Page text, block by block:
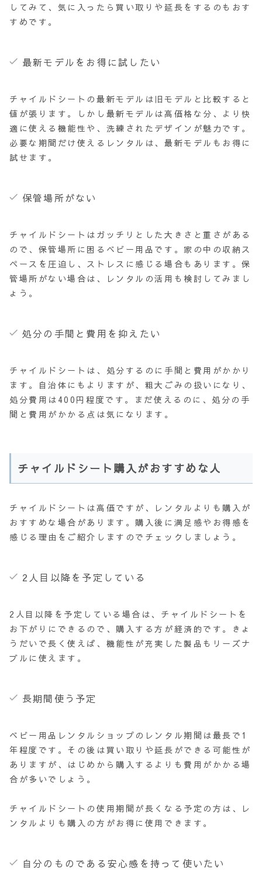
してみて、気に入ったら買い取りや延長をするのもおす
すめです。
最新モデルをお得に試したい
チャイルドシートの最新モデルは旧モデルと比較すると
値が張ります。しかし最新モデルは高価格な分、より快
適に使える機能性や、洗練されたデザインが魅力です。
必要な期間だけ使えるレンタルは、最新モデルもお得に
試せます。
保管場所がない
チャイルドシートはガッチリとした大きさと重さがある
ので、保管場所に困るベビー用品です。家の中の収納ス
ペースを圧迫し、ストレスに感じる場合もあります。保
管場所がない場合は、レンタルの活用も検討してみまし
ょう。
処分の手間と費用を抑えたい
チャイルドシートは、処分するのに手間と費用がかかり
ます。自治体にもよりますが、粗大ごみの扱いになり、
処分費用は400円程度です。まだ使えるのに、処分の手
間と費用がかかる点は気になります。
チャイルドシート購入がおすすめな人
チャイルドシートは高価ですが、レンタルよりも購入が
おすすめな場合があります。購入後に満足感やお得感を
感じる理由をご紹介しますのでチェックしましょう。
2人目以降を予定している
2人目以降を予定している場合は、チャイルドシートを
お下がりにできるので、購入する方が経済的です。きょ
うだいで長く使えば、機能性が充実した製品もリーズナ
ブルに使えます。
長期間使う予定
ベビー用品レンタルショップのレンタル期間は最長で1
年程度です。その後は買い取りや延長ができる可能性が
ありますが、はじめから購入するよりも費用がかかる場
合が多いでしょう。
チャイルドシートの使用期間が長くなる予定の方は、レ
ンタルよりも購入の方がお得に使用できます。
自分のものである安心感を持って使いたい